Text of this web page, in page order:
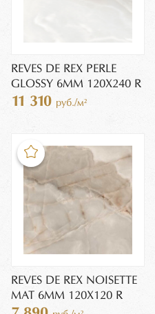
REVES DE REX PERLE
GLOSSY 6MM 120X240 R
11 310 руб./м²
REVES DE REX NOISETTE
MAT 6MM 120X120 R